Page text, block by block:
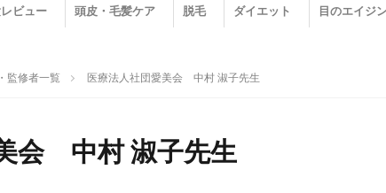
ゲンとは？
ゲン関連成分インナードライ肌
くすみ
目の下のクマ
しみ
しわ
顔・頭皮のたるみ
ほうれい線
毛穴
手荒れ
乾燥肌
敏感肌
紫外線ダメージ
薄毛
その他のお肌悩みエイジングケア化粧品
化粧水
美容液
保湿クリーム
酵素洗顔
ハンドクリーム
フェイスマスク
ほうれい線化粧品
コラーゲン化粧品
メイク化粧品
洗顔・クレンジング
オールインワン化粧品
その他の化粧品 エイジングケア化粧品(成分)
セラミド
ネオダーミル
プロテオグリカン
ビタミンC誘導体
コラーゲン
その他の化粧品成分
ビュー 頭皮・毛髪ケア 脱毛 ダイエット 目のエイジ
監修者一覧 医療法人社団愛美会 中村 淑子先生
会 中村 淑子先生